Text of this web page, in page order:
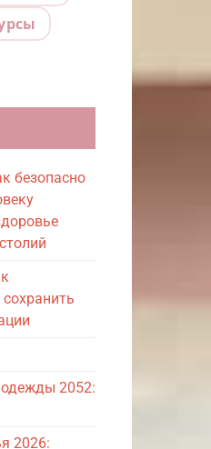
безопасно
одежды 2052:
2026: